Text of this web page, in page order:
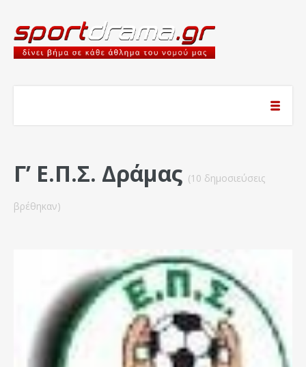
Γ’ Ε.Π.Σ. Δράμας (10 δημοσιεύσεις
βρέθηκαν)